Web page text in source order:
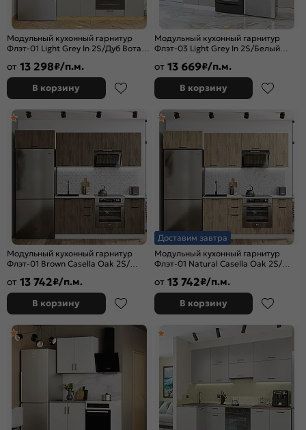
Модульный кухонный гарнитур
Флэт-01 Light Grey In 2S/Дуб Вотан
от 13 298₽/п.м.
В корзину
Модульный кухонный гарнитур
Флэт-03 Light Grey In 2S/Белый
от 13 669₽/п.м.
В корзину
Модульный кухонный гарнитур
Флэт-01 Brown Casella Oak 2S/
от 13 742₽/п.м.
В корзину
Доставим завтра
Модульный кухонный гарнитур
Флэт-01 Natural Casella Oak 2S/
от 13 742₽/п.м.
В корзину